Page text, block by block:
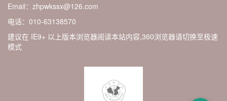
Email：zhpwkssx@126.com
电话：010-63138570
建议在 IE9+ 以上版本浏览器阅读本站内容,360浏览器请切换至极速
模式